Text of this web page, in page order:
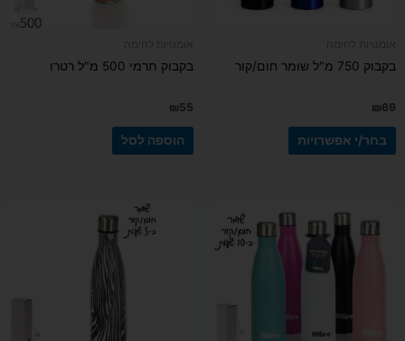
בקבוק 750 מ"ל שומר חום/קור
₪69
בחר/י אפשרויות
האפשרויות
בקבוק תרמי 500 מ"ל רטרו
₪55
הוספה לסל